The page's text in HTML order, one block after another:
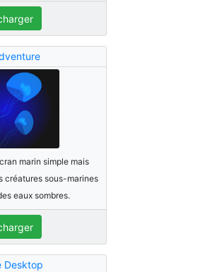
marin simple mais
créatures sous-marines
eaux sombres.
Desktop